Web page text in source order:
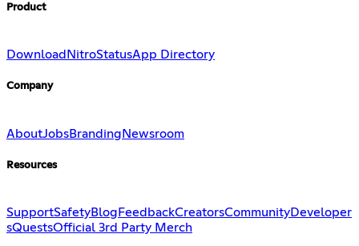
Product
Download NitroStatusApp Directory
Company
AboutJobsBrandingNewsroom
Resources
SupportSafetyBlog FeedbackCreatorsCommunityDeveloper
sQuestsOfficial 3rd Party Merch